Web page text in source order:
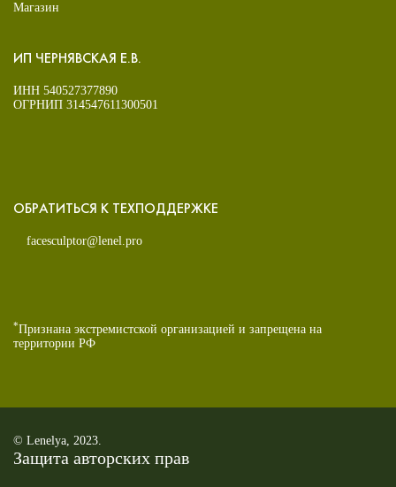
Магазин
ИП ЧЕРНЯВСКАЯ Е.В.
ИНН 540527377890
ОГРНИП 314547611300501
ОБРАТИТЬСЯ К ТЕХПОДДЕРЖКЕ
facesculptor@lenel.pro
*Признана экстремистской организацией и запрещена на
территории РФ
© Lenelya, 2023.
Защита авторских прав